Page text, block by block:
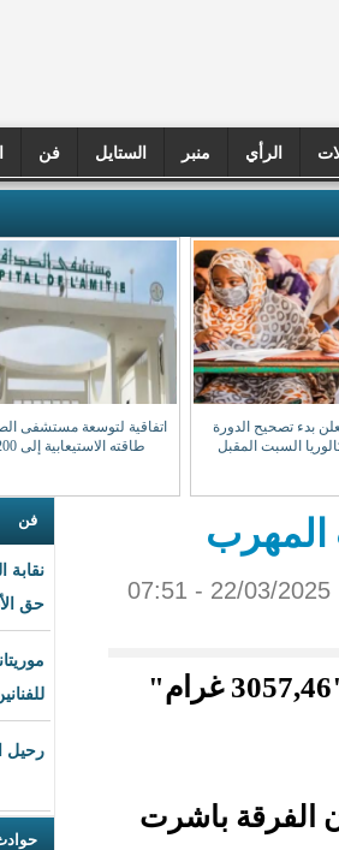
الستايل فن اتصل بنا
اتفاقية لتوسعة مستشفى الصداقة ورفع
طاقته الاستيعابية إلى 200 سرير
ولد أعمر
نقابة المهن التمثيلية تعلن
حق الأداء العلني
موريتانيا: ما هو الوضع
للفنانين؟
رحيل الفنان القدير عبد
حوادث
بازويرات "3057,46 غرام"